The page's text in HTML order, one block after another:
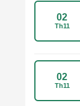
02
Th11
02
Th11